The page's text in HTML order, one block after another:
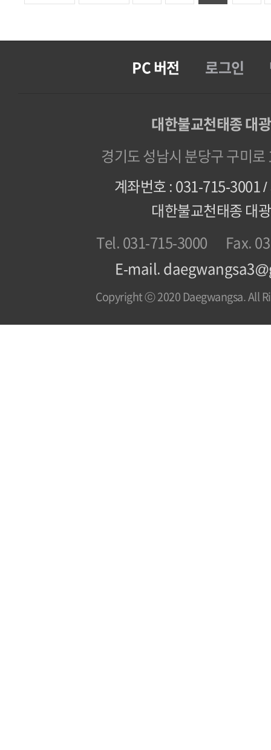
PC 버전 로그인
대한불교천태종 대
경기도 성남시 분당구 구미로
계좌번호 : 031-715-3001 /
대한불교천태종 대
Tel. 031-715-3000
Fax.
E-mail.
Copyright ⓒ 2020 Daegwangsa. All